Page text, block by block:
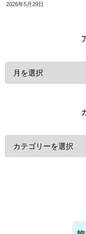
2026年5月29日